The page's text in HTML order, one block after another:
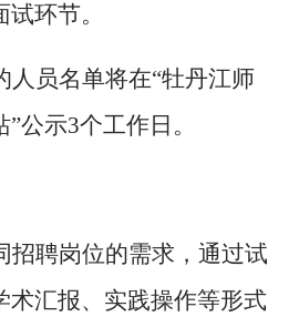
环节。
人员名单将在“牡丹江师
公示3个工作日。
招聘岗位的需求，通过试
术汇报、实践操作等形式